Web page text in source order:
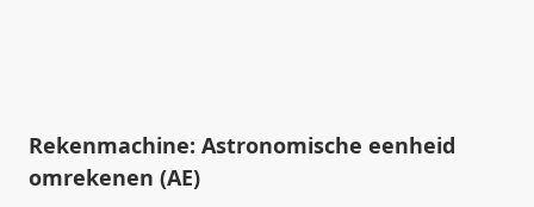
Rekenmachine: Astronomische eenheid
omrekenen (AE)